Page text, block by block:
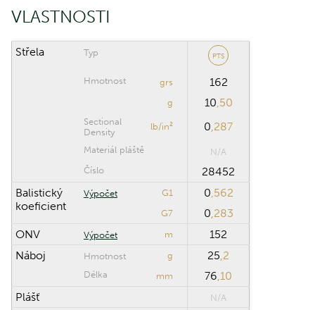
Klik puškohledu
ROZSAH VÝPOČTU
vzdálenost
m
Obnovit
VLASTNOSTI
Střela Typ PTS
Hmotnost grs 162
g 10,50
Sectional
Density
lb/in² 0,287
Materiál pláště
N/A
Číslo
28452
Balistický
koeficient
Výpočet G1 0,562
G7 0,283
ONV
Výpočet m
152
Náboj
Hmotnost g 25,2
Délka mm 76,10
Plášť
N/A